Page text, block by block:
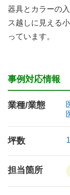
器具とカラーの
ス越しに見える
っています。
事例対応情報
業種/業態
坪数
担当箇所